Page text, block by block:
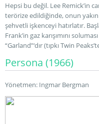
Hepsi bu değil. Lee Remick’in
terörize edildiğinde, onun
şehvetli işkenceyi hatırlatır.
Frank’in gaz karışımını
“Garland”‘dır (tıpkı Twin
Persona (1966)
Yönetmen: Ingmar Bergman